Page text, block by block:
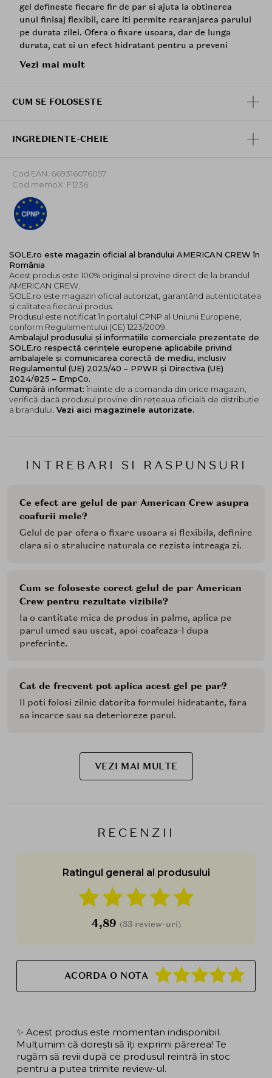
INTREBARI SI RASPUNSURI
Ce efect are gelul de par American Crew asupra
coafurii mele?
Gelul de par ofera o fixare usoara si flexibila, definire
clara si o stralucire naturala ce rezista intreaga zi.
Cum se foloseste corect gelul de par American
Crew pentru rezultate vizibile?
Ia o cantitate mica de produs in palme, aplica pe
parul umed sau uscat, apoi coafeaza-l dupa
preferinte.
Cat de frecvent pot aplica acest gel pe par?
Il poti folosi zilnic datorita formulei hidratante, fara
sa incarce sau sa deterioreze parul.
VEZI MAI MULTE
gel defineste fiecare fir de par si ajuta la obtinerea
unui finisaj flexibil, care iti permite rearanjarea parului
pe durata zilei. Ofera o fixare usoara, dar de lunga
durata, cat si un efect hidratant pentru a preveni
imbunatateste textura si stralucirea, fara sa-l incarce.
si se distribuie pe parul umed sau uscat, aranjand
Vezi mai mult
CUM SE FOLOSESTE
INGREDIENTE-CHEIE
Cod EAN: 669316076057
Cod memoX: F1236
SOLE.ro este magazin oficial al brandului AMERICAN CREW în
România
Acest produs este 100% original și provine direct de la brandul
AMERICAN CREW.
SOLE.ro este magazin oficial autorizat, garantând autenticitatea
și calitatea fiecărui produs.
Produsul este notificat în portalul CPNP al Uniunii Europene,
conform Regulamentului (CE) 1223/2009.
Ambalajul produsului și informațiile comerciale prezentate de
SOLE.ro respectă cerințele europene aplicabile privind
ambalajele și comunicarea corectă de mediu, inclusiv
Regulamentul (UE) 2025/40 – PPWR și Directiva (UE)
2024/825 – EmpCo.
Cumpără informat: înainte de a comanda din orice magazin,
verifică dacă produsul provine din rețeaua oficială de distribuție
a brandului. Vezi aici magazinele autorizate.
RECENZII
Ratingul general al produsului
4,89 (83 review-uri)
ACORDA O NOTA
✨ Acest produs este momentan indisponibil.
Mulțumim că dorești să îți exprimi părerea! Te
rugăm să revii după ce produsul reintră în stoc
pentru a putea trimite review-ul.